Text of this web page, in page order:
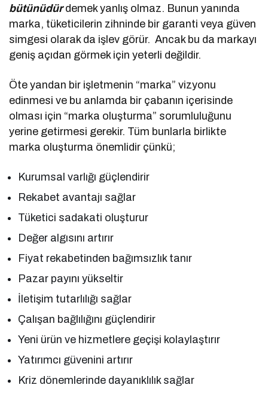
bütünüdürdemek yanlış olmaz. Bunun yanında
marka, tüketicilerin zihninde bir garanti veya güven
simgesi olarak da işlev görür. Ancak bu da markayı
geniş açıdan görmek için yeterli değildir.
Öte yandan bir işletmenin “marka” vizyonu
edinmesi ve bu anlamda bir çabanın içerisinde
olması için “marka oluşturma” sorumluluğunu
yerine getirmesi gerekir. Tüm bunlarla birlikte
marka oluşturma önemlidir çünkü;
Kurumsal varlığı güçlendirir
Rekabet avantajı sağlar
Tüketici sadakati oluşturur
Değer algısını artırır
Fiyat rekabetinden bağımsızlık tanır
Pazar payını yükseltir
İletişim tutarlılığı sağlar
Çalışan bağlılığını güçlendirir
Yeni ürün ve hizmetlere geçişi kolaylaştırır
Yatırımcı güvenini artırır
Kriz dönemlerinde dayanıklılık sağlar